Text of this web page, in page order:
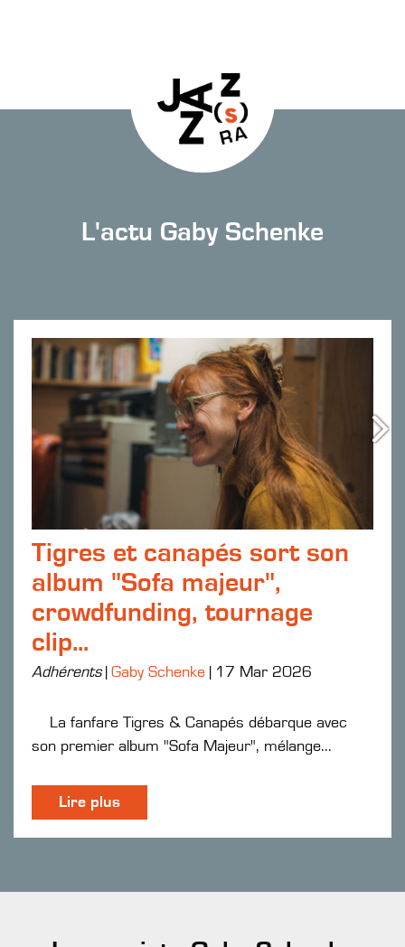
L'actu Gaby Schenke
Tigres et canapés sort son
album "Sofa majeur",
crowdfunding, tournage
clip...
Adhérents Gaby Schenke 17 Mar 2026
La fanfare Tigres & Canapés débarque avec
son premier album "Sofa Majeur", mélange...
Lire plus